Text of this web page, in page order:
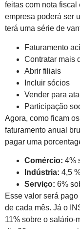
feitas com nota fiscal
empresa poderá ser
terá uma série de
Faturamento
Contratar mais
Abrir filiais
Incluir sócios
Vender para
Participação
Agora, como ficam
faturamento anual
pagar uma
Comércio: 4%
Indústria: 4,5
Serviço: 6%
Esse valor será
de cada mês. Já o
11% sobre o salário-